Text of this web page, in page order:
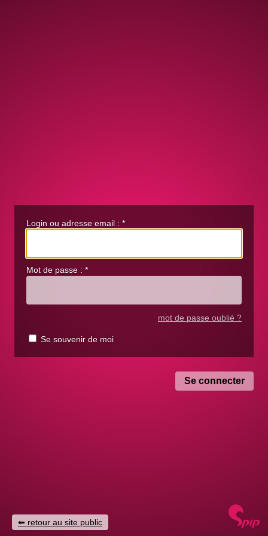
Login ou adresse email : *
Mot de passe : *
mot de passe oublié ?
Se souvenir de moi
retour au site public